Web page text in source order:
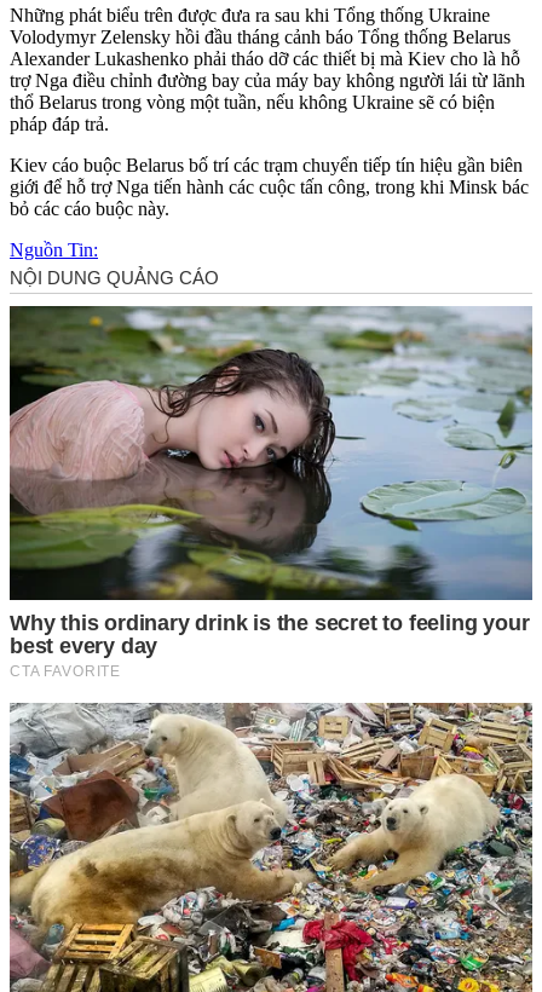
Những phát biểu trên được đưa ra sau khi Tổng thống Ukraine
Volodymyr Zelensky hồi đầu tháng cảnh báo Tổng thống Belarus
Alexander Lukashenko phải tháo dỡ các thiết bị mà Kiev cho là hỗ
trợ Nga điều chỉnh đường bay của máy bay không người lái từ lãnh
thổ Belarus trong vòng một tuần, nếu không Ukraine sẽ có biện
pháp đáp trả.
Kiev cáo buộc Belarus bố trí các trạm chuyển tiếp tín hiệu gần biên
giới để hỗ trợ Nga tiến hành các cuộc tấn công, trong khi Minsk bác
bỏ các cáo buộc này.
Nguồn Tin: